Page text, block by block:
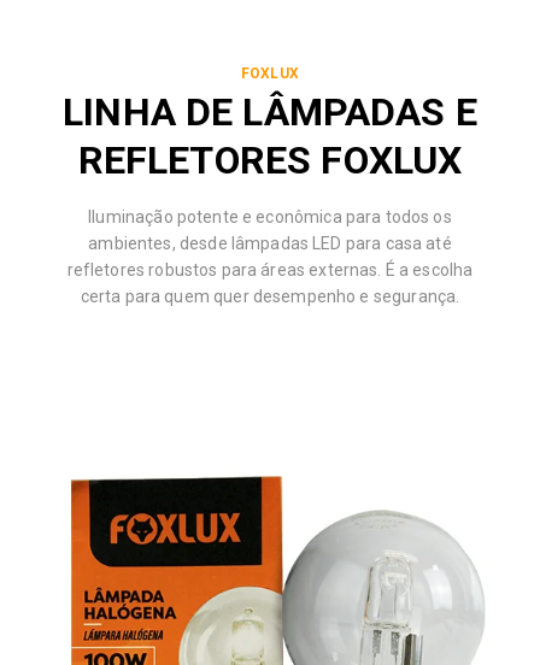
FOXLUX
LINHA DE LÂMPADAS E
REFLETORES FOXLUX
Iluminação potente e econômica para todos os
ambientes, desde lâmpadas LED para casa até
refletores robustos para áreas externas. É a escolha
certa para quem quer desempenho e segurança.